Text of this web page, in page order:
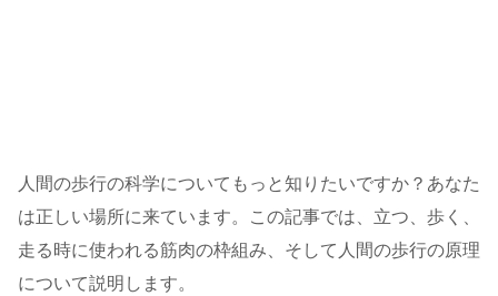
人間の歩行の科学についてもっと知りたいですか？あなた
は正しい場所に来ています。この記事では、立つ、歩く、
走る時に使われる筋肉の枠組み、そして人間の歩行の原理
について説明します。